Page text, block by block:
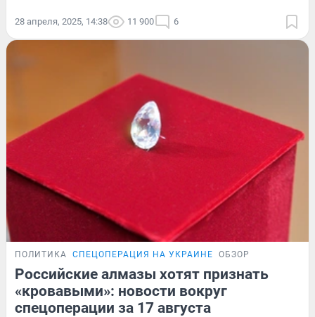
28 апреля, 2025, 14:38 11 900 6
ПОЛИТИКА СПЕЦОПЕРАЦИЯ НА УКРАИНЕ ОБЗОР
Российские алмазы хотят признать
«кровавыми»: новости вокруг
спецоперации за 17 августа